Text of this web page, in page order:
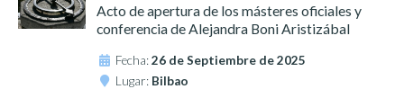
Acto de apertura de los másteres oficiales y
conferencia de Alejandra Boni Aristizábal
Fecha:26 de Septiembre de 2025
Lugar: Bilbao